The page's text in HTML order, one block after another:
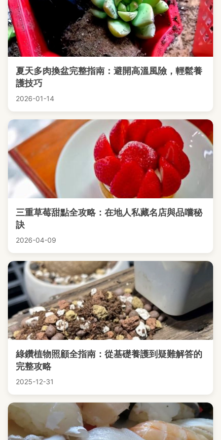
夏天多肉換盆完整指南：避開高溫風險，輕鬆養
護技巧
2026-01-14
三重草莓甜點全攻略：在地人私藏名店與品嚐秘
訣
2026-04-09
綠鑽植物照顧全指南：從基礎養護到疑難解答的
完整攻略
2025-12-31